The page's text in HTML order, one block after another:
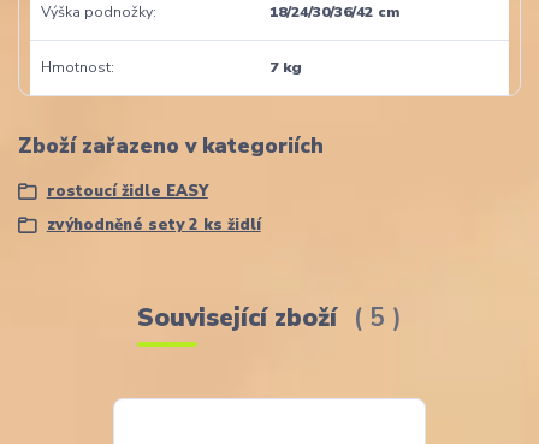
Výška podnožky 18/24/30/36/42 cm
Hmotnost 7 kg
Zboží zařazeno v kategoriích
rostoucí židle EASY
zvýhodněné sety 2 ks židlí
Související zboží 5